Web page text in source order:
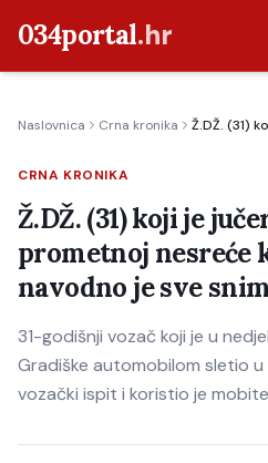
034portal.hr
Crna kronika
Poljoprivreda
Politika
Gospodarstvo
Život
Naslovnica Crna kronika Ž.DŽ. (31)
CRNA KRONIKA
Ž.DŽ. (31) koji je
prometnoj nesreće
navodno je sve
31-godišnji vozač koji je u
Gradiške automobilom sletio u
vozački ispit i koristio je